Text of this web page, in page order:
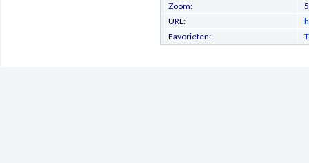
Zoom:
URL:
Favorieten: